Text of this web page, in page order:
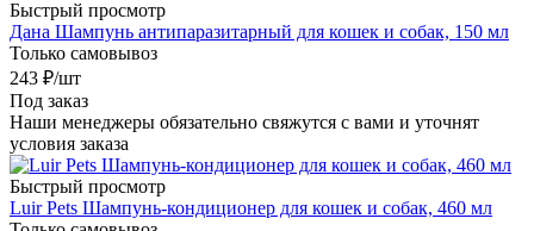
Быстрый просмотр
Дана Шампунь антипаразитарный для кошек и собак, 150 мл
Только самовывоз
243 ₽/шт
Под заказ
Наши менеджеры обязательно свяжутся с вами и уточнят
условия заказа
Быстрый просмотр
Luir Pets Шампунь-кондиционер для кошек и собак, 460 мл